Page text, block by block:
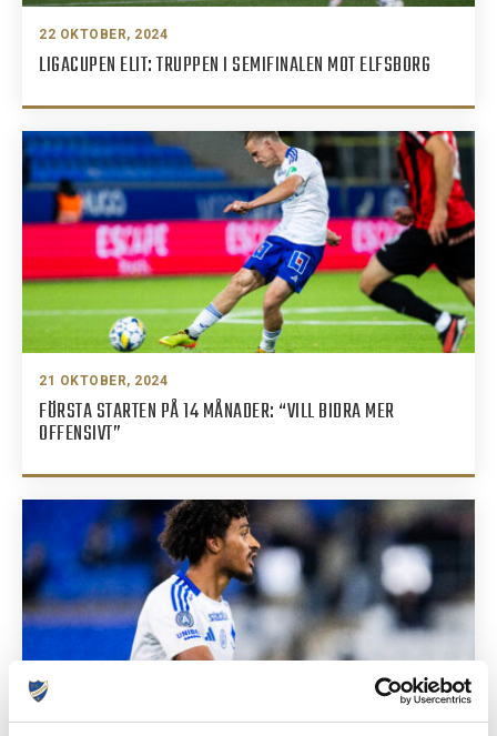
22 OKTOBER, 2024
LIGACUPEN ELIT: TRUPPEN I SEMIFINALEN MOT ELFSBORG
21 OKTOBER, 2024
FÖRSTA STARTEN PÅ 14 MÅNADER: “VILL BIDRA MER
OFFENSIVT”